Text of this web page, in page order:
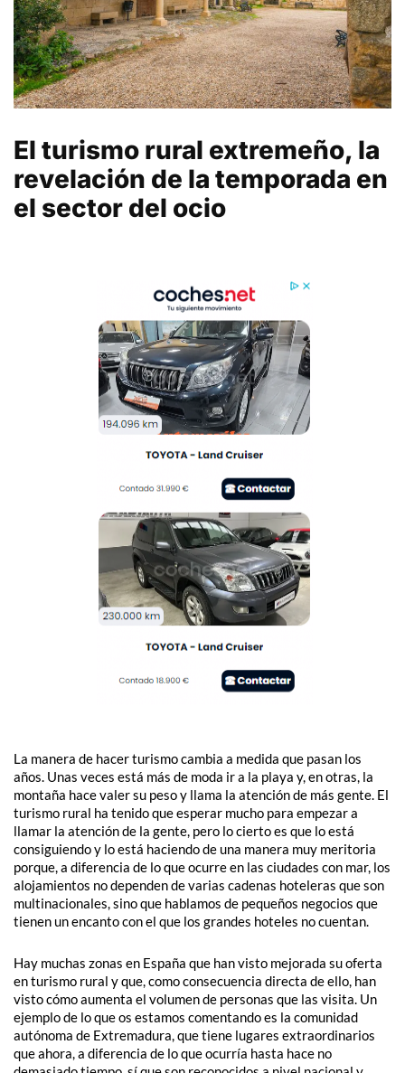
El turismo rural extremeño, la
revelación de la temporada en
el sector del ocio
La manera de hacer turismo cambia a medida que pasan los
años. Unas veces está más de moda ir a la playa y, en otras, la
montaña hace valer su peso y llama la atención de más gente. El
turismo rural ha tenido que esperar mucho para empezar a
llamar la atención de la gente, pero lo cierto es que lo está
consiguiendo y lo está haciendo de una manera muy meritoria
porque, a diferencia de lo que ocurre en las ciudades con mar, los
alojamientos no dependen de varias cadenas hoteleras que son
multinacionales, sino que hablamos de pequeños negocios que
tienen un encanto con el que los grandes hoteles no cuentan.
Hay muchas zonas en España que han visto mejorada su oferta
en turismo rural y que, como consecuencia directa de ello, han
visto cómo aumenta el volumen de personas que las visita. Un
ejemplo de lo que os estamos comentando es la comunidad
autónoma de Extremadura, que tiene lugares extraordinarios
que ahora, a diferencia de lo que ocurría hasta hace no